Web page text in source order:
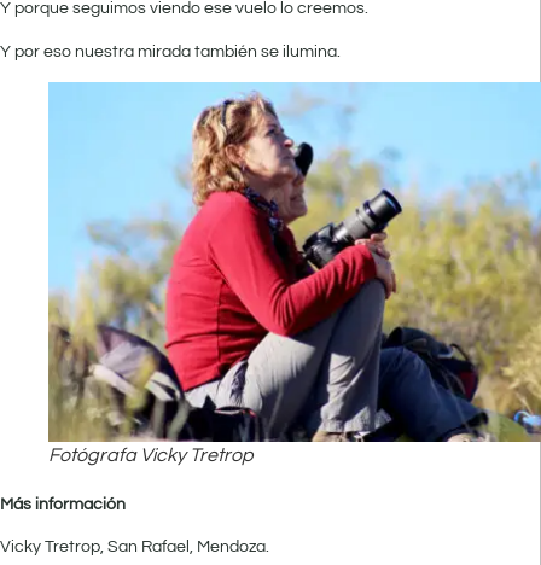
Y porque seguimos viendo ese vuelo lo creemos.
Y por eso nuestra mirada también se ilumina.
Fotógrafa Vicky Tretrop
Más información
Vicky Tretrop, San Rafael, Mendoza.